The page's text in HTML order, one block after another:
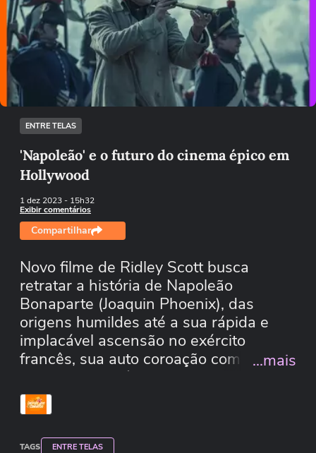
Ops!
Não foi possível reproduzir o vídeo
Tentar novamente
ENTRE TELAS
'Napoleão' e o futuro do cinema épico em
Hollywood
1 dez 2023- 15h32
Exibir comentários
Compartilhar
Novo filme de Ridley Scott busca
retratar a história de Napoleão
Bonaparte (Joaquin Phoenix), das
origens humildes até a sua rápida e
implacável ascensão no exército
francês, sua auto coroação como
imperador e exílio, mas escorrega em
erros históricos e excesso de erros
históricos em nome da 'liberdade
artística'.
...mais
TAGS ENTRE TELAS